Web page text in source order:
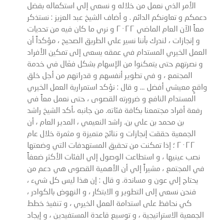
الأمر الذي نعمل من خلاله و نسعي إلي استكماله بفضل
دعمكم و تعاونكم الدائم . و أضاف الشيخ عبد العزيز : نستذكر
معاً الآن العام الماضي ٢٠٢٢ و نري ما كان فيه من تحديات
و إنجازات ، لندرك بأننا نسير علي الطريق الصحيح ، مؤكداً أن
العمل الخيري المستدام في عمقه يسعى إلى تمكين الأفراد
و نصرتهم حتى يتمكنوا من الإسهام بشكل فعّال في خدمة
المجتمع ، و في تطوير أنفسهم و قدراتهم من أجل خلق
واقعٍ معيشي أفضل … و قال : نؤكد استمرارية العمل الخيري
المستدام النافع و ضرورته القصوى ، حتى نعمل معاً في
رفعة أفراد مجتمعنا بكافة فئاته. من جانبه ،أكد الشيخ راشد
بن محمد بن علي بن. راشد النعيمي ، المدير العام ، أن
الجمعية حققت إنجازات و نتائج متميزة و مثمرة خلال عام
٢٠٢٢ ؛ إذا تمكنت من تحقيق المستهدفات التي وضعتها
نصب عينيها ، و استطاعت الوصول إلي الفئات الأكثر ضعفاً
في المجتمع ، مشيراً إلي أن الأهمية القصوى هي دعم من
يحتاج إلي عون و مساندة. و قال : إن هذا ليس كل شيء ،
فنحن نسعي إلى التطوير و الابتكار ، و النهوض بالكوادر ،
كي نحافظ على استدامة العمل الخيري ، و تنفيذ خطط
الجمعية الاستراتيجية ، و توسيع قاعدة المستفيدين ، و إيجاد